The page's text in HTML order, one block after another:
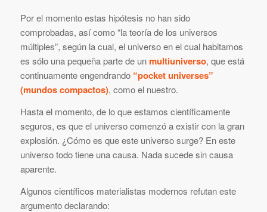
Por el momento estas hipótesis no han sido
comprobadas, así como “la teoría de los universos
múltiples”, según la cual, el universo en el cual habitamos
es sólo una pequeña parte de unmultiuniverso, que está
continuamente engendrando “pocket universes”
(mundos compactos), como el nuestro.
Hasta el momento, de lo que estamos científicamente
seguros, es que el universo comenzó a existir con la gran
explosión. ¿Cómo es que este universo surge? En este
universo todo tiene una causa. Nada sucede sin causa
aparente.
Algunos científicos materialistas modernos refutan este
argumento declarando: